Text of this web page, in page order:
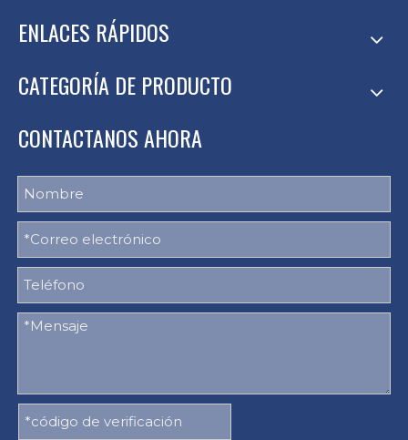
ENLACES RÁPIDOS
CATEGORÍA DE PRODUCTO
CONTACTANOS AHORA